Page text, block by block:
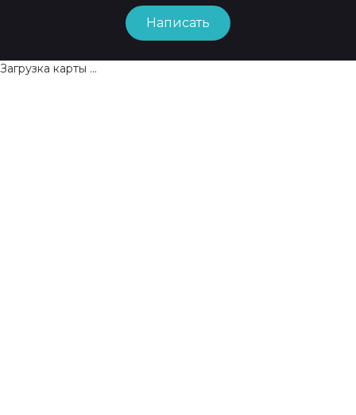
Написать
Загрузка карты ...